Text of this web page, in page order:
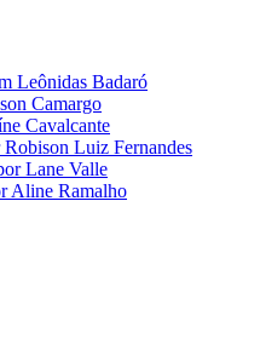
Leônidas Badaró
Camargo
Cavalcante
Luiz Fernandes
Lane Valle
Aline Ramalho